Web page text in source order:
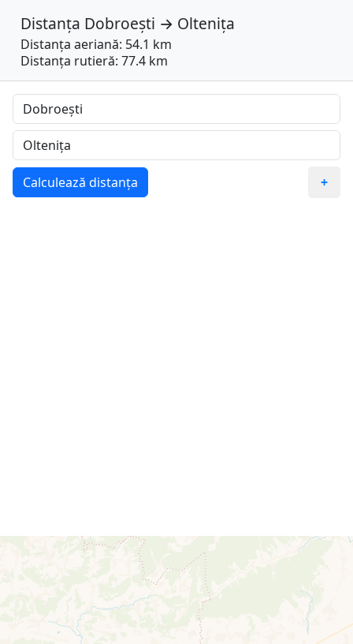
Distanța Dobroești → Oltenița
Distanța aeriană: 54.1 km
Distanța rutieră: 77.4 km
Calculează distanța +